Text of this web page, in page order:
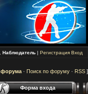
Наблюдатель | Регистрация Вход
форума · Поиск по форуму · RSS ]
Форма входа